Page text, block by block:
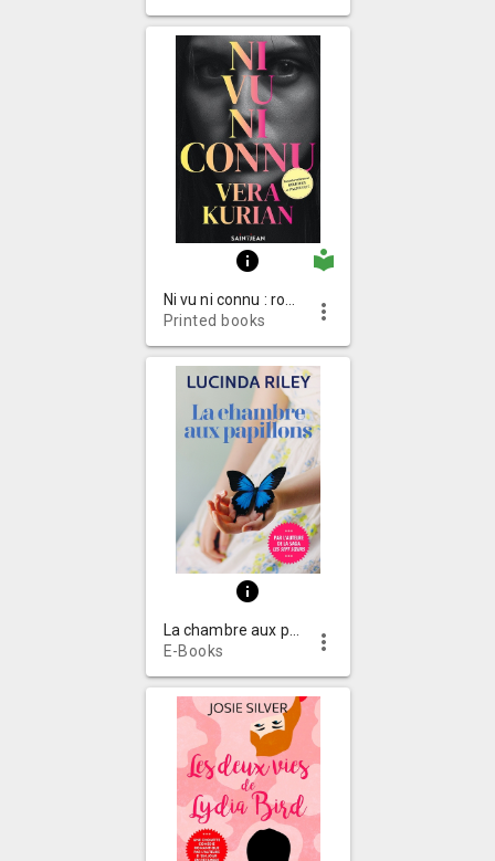
info local_library
Printed books
more_vert
info
E-Books
more_vert